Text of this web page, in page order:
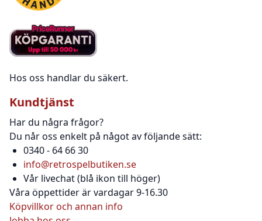
Hos oss handlar du säkert.
Kundtjänst
Har du några frågor?
Du når oss enkelt på något av följande sätt:
0340 - 64 66 30
info@retrospelbutiken.se
Vår livechat (blå ikon till höger)
Våra öppettider är vardagar 9-16.30
Köpvillkor och annan info